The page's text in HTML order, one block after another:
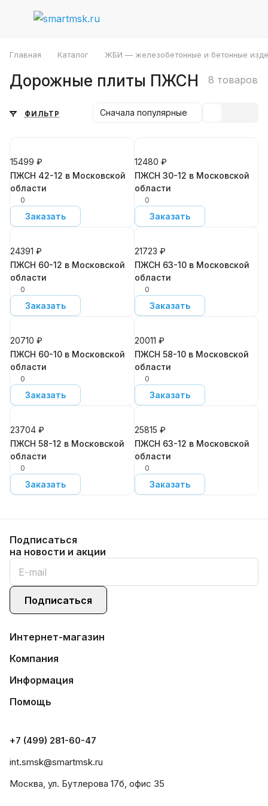
Главная Каталог ЖБИ — железобетонные и бетонные
Дорожные плиты ПЖСН 8 товаров
ФИЛЬТР Сначала популярные
15499 ₽
ПЖСН 42-12 в Московской
области
0
Заказать
12480 ₽
ПЖСН 30-12 в Московской
области
0
Заказать
24391 ₽
ПЖСН 60-12 в Московской
области
0
Заказать
21723 ₽
ПЖСН 63-10 в Московской
области
0
Заказать
20710 ₽
ПЖСН 60-10 в Московской
области
0
Заказать
20011 ₽
ПЖСН 58-10 в Московской
области
0
Заказать
23704 ₽
ПЖСН 58-12 в Московской
области
0
Заказать
25815 ₽
ПЖСН 63-12 в Московской
области
0
Заказать
Подписаться
на новости и акции
Подписаться
Интернет-магазин
Компания
Информация
Помощь
+7 (499) 281-60-47
int.smsk@smartmsk.ru
Москва, ул. Бутлерова 17б, офис 35